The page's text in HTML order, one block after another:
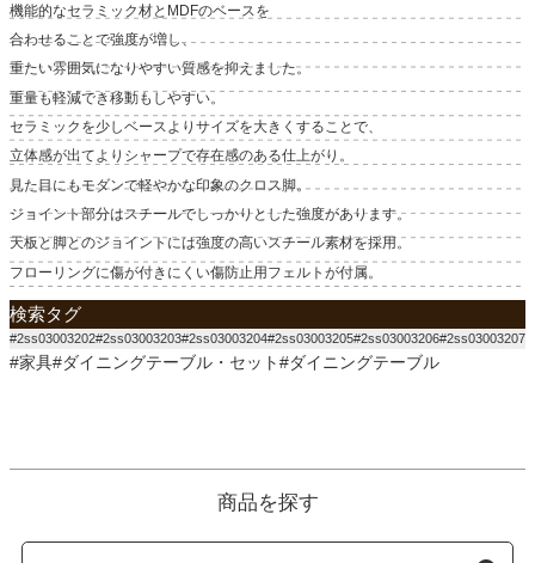
機能的なセラミック材とMDFのベースを
合わせることで強度が増し、
重たい雰囲気になりやすい質感を抑えました。
重量も軽減でき移動もしやすい。
セラミックを少しベースよりサイズを大きくすることで、
立体感が出てよりシャープで存在感のある仕上がり。
見た目にもモダンで軽やかな印象のクロス脚。
ジョイント部分はスチールでしっかりとした強度があります。
天板と脚とのジョイントには強度の高いスチール素材を採用。
フローリングに傷が付きにくい傷防止用フェルトが付属。
検索タグ
#2ss03003202#2ss03003203#2ss03003204#2ss03003205#2ss03003206#2ss03003207
#家具#ダイニングテーブル・セット#ダイニングテーブル
商品を探す